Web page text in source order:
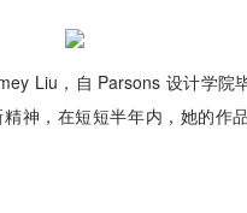
Liu，自 Parsons 设计学院
神，在短短半年内，她的作